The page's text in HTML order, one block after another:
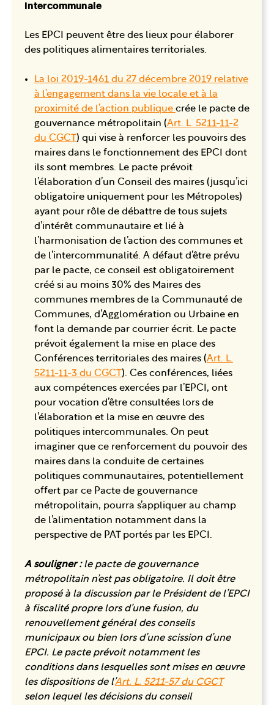
intercommunale
Les EPCI peuvent être des lieux pour élaborer
des politiques alimentaires territoriales.
La loi 2019-1461 du 27 décembre 2019 relative
à l’engagement dans la vie locale et à la
proximité de l’action publique crée le pacte de
gouvernance métropolitain (Art. L. 5211-11-2
du CGCT) qui vise à renforcer les pouvoirs des
maires dans le fonctionnement des EPCI dont
ils sont membres. Le pacte prévoit
l’élaboration d’un Conseil des maires (jusqu’ici
obligatoire uniquement pour les Métropoles)
ayant pour rôle de débattre de tous sujets
d’intérêt communautaire et lié à
l’harmonisation de l’action des communes et
de l’intercommunalité. A défaut d’être prévu
par le pacte, ce conseil est obligatoirement
créé si au moins 30% des Maires des
communes membres de la Communauté de
Communes, d’Agglomération ou Urbaine en
font la demande par courrier écrit. Le pacte
prévoit également la mise en place des
Conférences territoriales des maires (Art. L.
5211-11-3 du CGCT). Ces conférences, liées
aux compétences exercées par l’EPCI, ont
pour vocation d’être consultées lors de
l’élaboration et la mise en œuvre des
politiques intercommunales. On peut
imaginer que ce renforcement du pouvoir des
maires dans la conduite de certaines
politiques communautaires, potentiellement
offert par ce Pacte de gouvernance
métropolitain, pourra s’appliquer au champ
de l’alimentation notamment dans la
perspective de PAT portés par les EPCI.
A souligner :le pacte de gouvernance
métropolitain n’est pas obligatoire. Il doit être
proposé à la discussion par le Président de l’EPCI
à fiscalité propre lors d’une fusion, du
renouvellement général des conseils
municipaux ou bien lors d’une scission d’une
EPCI. Le pacte prévoit notamment les
conditions dans lesquelles sont mises en œuvre
les dispositions de l’Art. L. 5211-57 du CGCT
selon lequel les décisions du conseil